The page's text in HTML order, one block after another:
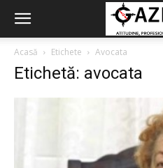
Acasă Etichete Avocata
Etichetă: avocata